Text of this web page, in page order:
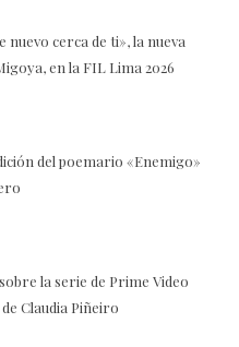
nuevo cerca de ti», la nueva
en la FIL Lima 2026
del poemario «Enemigo»
la serie de Prime Video
Claudia Piñeiro